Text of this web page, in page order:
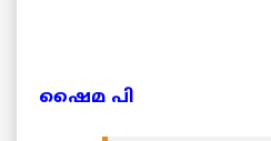
ഷൈമ പി